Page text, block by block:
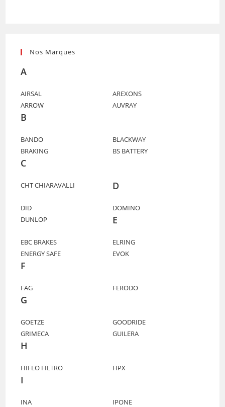
Nos Marques
A
AIRSAL
AREXONS
ARROW
AUVRAY
B
BANDO
BLACKWAY
BRAKING
BS BATTERY
C
CHT CHIARAVALLI D
DID
DOMINO
DUNLOP
E
EBC BRAKES
ELRING
ENERGY SAFE
EVOK
F
FAG FERODO
G
GOETZE
GOODRIDE
GRIMECA
GUILERA
H
HIFLO FILTRO HPX
I
INA IPONE